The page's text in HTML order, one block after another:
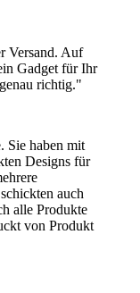
Versand. Auf
Gadget für Ihr
richtig."
Sie haben mit
Designs für
auch
alle Produkte
von Produkt